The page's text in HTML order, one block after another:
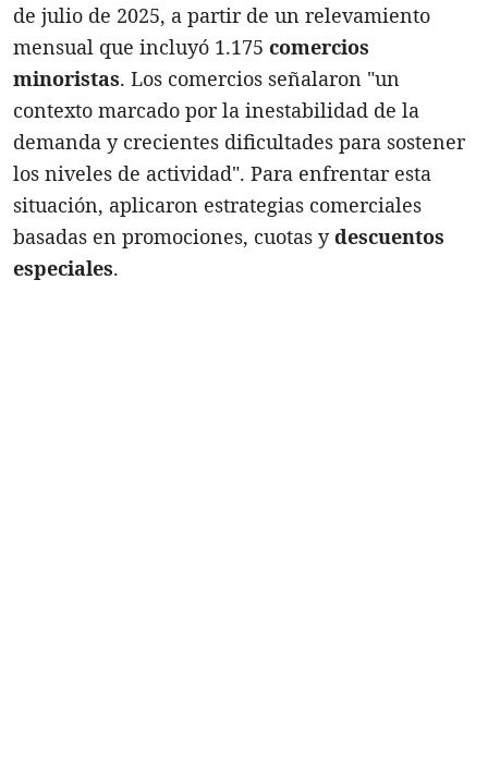
de julio de 2025, a partir de un relevamiento
mensual que incluyó 1.175 comercios
minoristas. Los comercios señalaron "un
contexto marcado por la inestabilidad de la
demanda y crecientes dificultades para sostener
los niveles de actividad". Para enfrentar esta
situación, aplicaron estrategias comerciales
basadas en promociones, cuotas ydescuentos
especiales.